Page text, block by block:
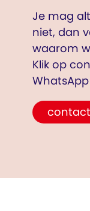
Je mag
niet, dan
waarom
Klik op
contact